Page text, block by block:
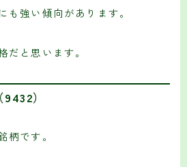
も強い傾向があります。
だと思います。
）
柄です。